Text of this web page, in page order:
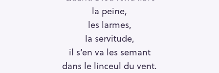
la peine,
les larmes,
la servitude,
il s’en va les semant
dans le linceul du vent.